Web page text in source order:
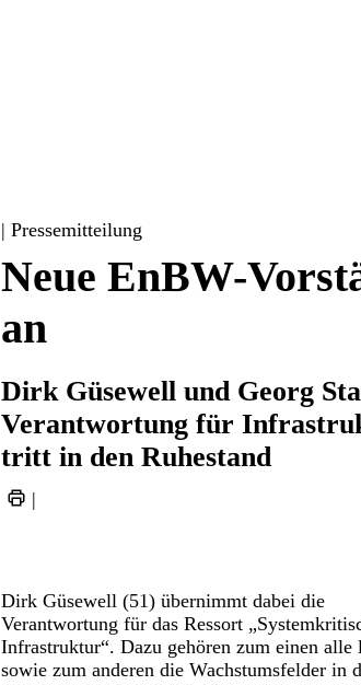
| Pressemitteilung
Neue EnBW-
an
Dirk Güsewell und Georg
Verantwortung für
tritt in den Ruhestand
|
Dirk Güsewell (51) übernimmt dabei die
Verantwortung für das Ressort
Infrastruktur“. Dazu gehören zum einen alle
sowie zum anderen die Wachstumsfelder